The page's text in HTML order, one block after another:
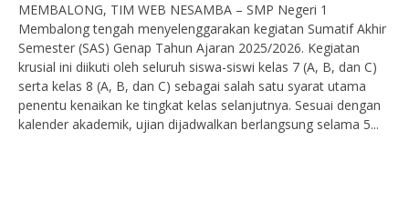
MEMBALONG, TIM WEB NESAMBA – SMP Negeri 1
Membalong tengah menyelenggarakan kegiatan Sumatif Akhir
Semester (SAS) Genap Tahun Ajaran 2025/2026. Kegiatan
krusial ini diikuti oleh seluruh siswa-siswi kelas 7 (A, B, dan C)
serta kelas 8 (A, B, dan C) sebagai salah satu syarat utama
penentu kenaikan ke tingkat kelas selanjutnya. Sesuai dengan
kalender akademik, ujian dijadwalkan berlangsung selama 5...